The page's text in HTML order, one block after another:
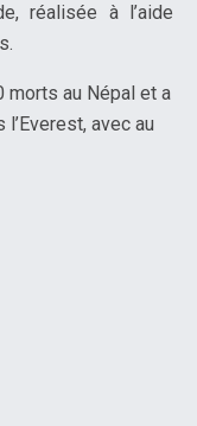
réalisée à l’aide
au Népal et a
avec au